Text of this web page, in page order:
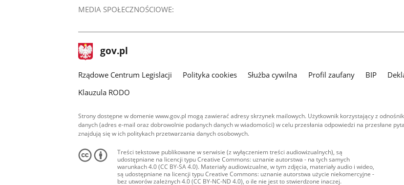
MEDIA SPOŁECZNOŚCIOWE:
stopka
gov.pl Strona
gov.pl
Rządowe Centrum Legislacji Polityka cookies Służba cywilna Profil zaufany BIP
Klauzula RODO
Strony dostępne w domenie www.gov.pl mogą zawierać adresy skrzynek mailowych. Użytkownik korzystający z
danych (adres e-mail oraz dobrowolnie podanych danych w wiadomości) w celu przesłania odpowiedzi na przesłane
znajdują się w ich politykach przetwarzania danych osobowych.
Treści tekstowe publikowane w serwisie (z wyłączeniem treści audiowizualnych), są
udostępniane na licencji typu Creative Commons: uznanie autorstwa - na tych samych
warunkach 4.0 (CC BY-SA 4.0). Materiały audiowizualne, w tym zdjęcia, materiały audio i wideo,
są udostępniane na licencji typu Creative Commons: uznanie autorstwa użycie niekomercyjne -
bez utworów zależnych 4.0 (CC BY-NC-ND 4.0), o ile nie jest to stwierdzone inaczej.